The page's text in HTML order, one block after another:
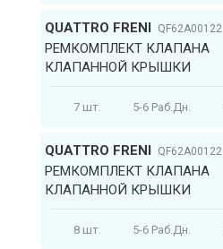
QUATTRO FRENI QF62A00122
РЕМКОМПЛЕКТ КЛАПАНА
КЛАПАННОЙ КРЫШКИ
7 шт. 5-6 Раб.Дн.
QUATTRO FRENI QF62A00122
РЕМКОМПЛЕКТ КЛАПАНА
КЛАПАННОЙ КРЫШКИ
8 шт. 5-6 Раб.Дн.